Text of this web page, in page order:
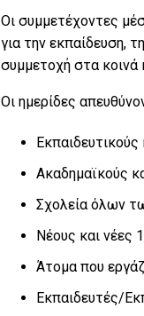
Οι συμμετέχοντες
για την εκπαίδευση,
συμμετοχή στα κοινά
Οι ημερίδες
Ακαδημαϊκούς
Σχολεία όλων
Νέους και νέες
Άτομα που
Εκπαιδευτές/